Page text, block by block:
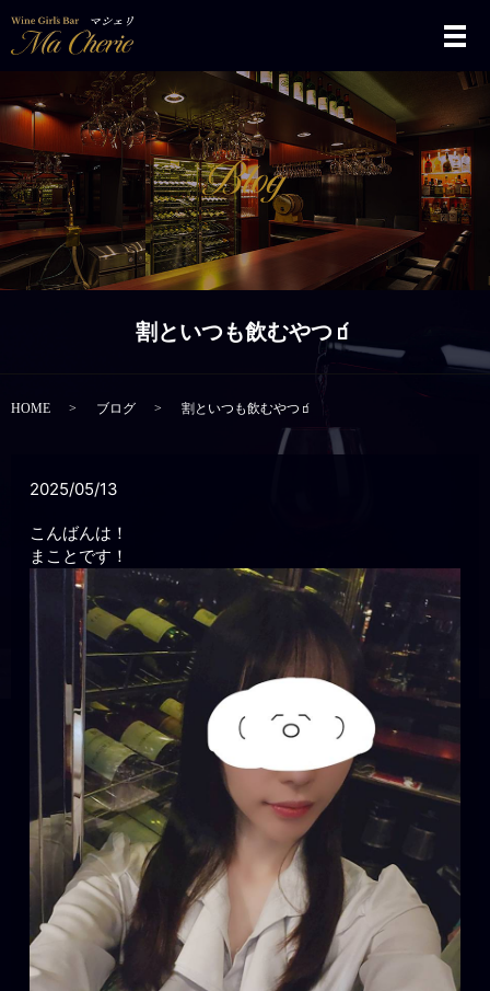
メ
割といつも飲むやつ🧃
HOME ブログ 割といつも飲むやつ🧃
2025/05/13
こんばんは！
まことです！